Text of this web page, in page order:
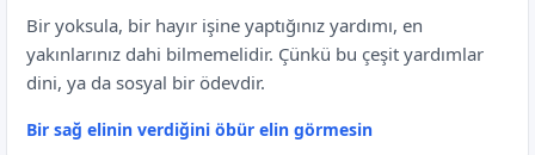
Bir yoksula, bir hayır işine yaptığınız yardımı, en
yakınlarınız dahi bilmemelidir. Çünkü bu çeşit yardımlar
dini, ya da sosyal bir ödevdir.
Bir sağ elinin verdiğini öbür elin görmesin